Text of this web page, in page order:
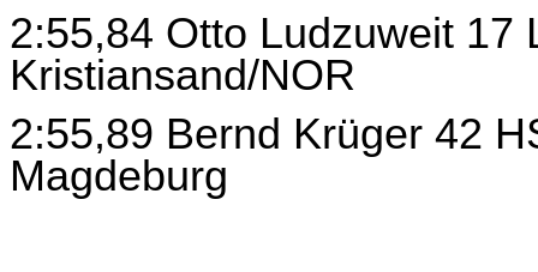
2:55,84 Otto Ludzuweit 17
Kristiansand/NOR
2:55,89 Bernd Krüger 42
Magdeburg